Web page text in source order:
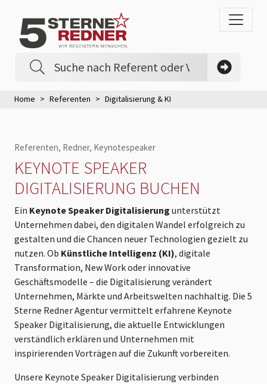
Home Referenten Digitalisierung & KI
Referenten, Redner, Keynotespeaker
KEYNOTE SPEAKER
DIGITALISIERUNG BUCHEN
Ein Keynote Speaker Digitalisierung unterstützt
Unternehmen dabei, den digitalen Wandel erfolgreich zu
gestalten und die Chancen neuer Technologien gezielt zu
nutzen. Ob Künstliche Intelligenz (KI), digitale
Transformation, New Work oder innovative
Geschäftsmodelle – die Digitalisierung verändert
Unternehmen, Märkte und Arbeitswelten nachhaltig. Die 5
Sterne Redner Agentur vermittelt erfahrene Keynote
Speaker Digitalisierung, die aktuelle Entwicklungen
verständlich erklären und Unternehmen mit
inspirierenden Vorträgen auf die Zukunft vorbereiten.
Unsere Keynote Speaker Digitalisierung verbinden